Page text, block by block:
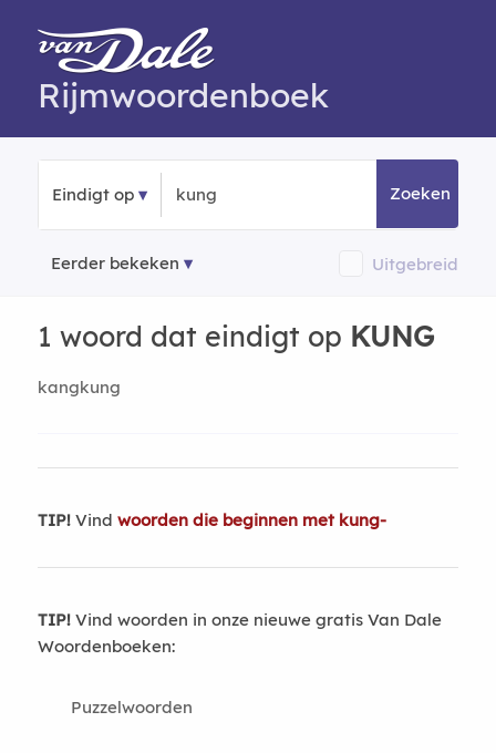
Rijmwoordenboek
Eindigt op Zoeken
Eerder bekeken Uitgebreid
1 woord dat eindigt op KUNG
kangkung
TIP!Vind woorden die beginnen met kung-
TIP!Vind woorden in onze nieuwe gratis Van Dale
Woordenboeken:
Puzzelwoorden